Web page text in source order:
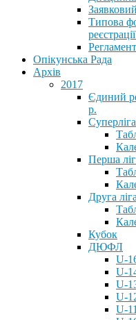
Типова
Опікунська Рада
Архів
2017
Єдиний
р.
Суперліга
Перша
Друга ліга
Кубок
ДЮФЛ
U-
U-
U-
U-
U-11